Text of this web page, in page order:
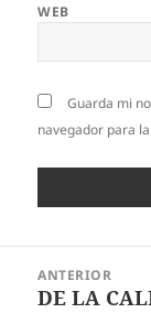
WEB
Guarda mi
navegador para
ANTERIOR
Entrada
DE LA